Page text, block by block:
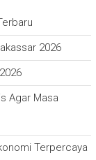
2026
Agar Masa
Terpercaya